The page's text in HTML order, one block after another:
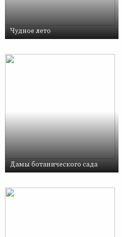
Чудное лето
Дамы ботанического сада